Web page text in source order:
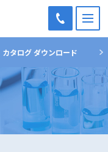
TEL：
03-
5698-
7051
カタログ ダウンロード